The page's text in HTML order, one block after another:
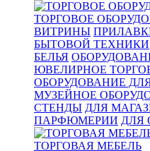
ТОРГОВОЕ
ВИТРИНЫ
БЫТОВОЙ ТЕХНИКИ
БЕЛЬЯ
ЮВЕЛИРНОЕ
ОБОРУДОВАНИЕ
МУЗЕЙНОЕ
СТЕНДЫ ДЛЯ
ПАРФЮМЕРИИ ДЛЯ
ТОРГОВАЯ МЕБЕЛЬ